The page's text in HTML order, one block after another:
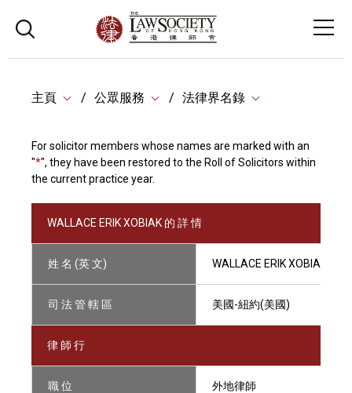
主頁 公眾服務 法律界名錄
For solicitor members whose names are marked with an
"*", they have been restored to the Roll of Solicitors within
the current practice year.
WALLACE ERIK XOBIAK 的 詳 情
姓 名 (英 文) WALLACE ERIK XOBIAK
司 法 管 轄 區 美國-紐約(美國)
律 師 行
職 位 外地律師